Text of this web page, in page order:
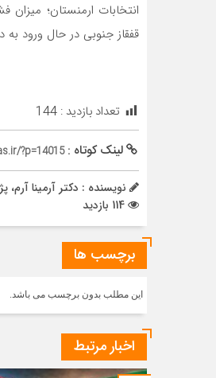
انتخابات ارمنستان؛ میزان
قفقاز جنوبی در حال ورود به
تعداد بازدید : 144
لینک کوتاه :?p=14015
نویسنده : دکتر آرمینا
برچسب ها
این مطلب بدون برچسب می باشد.
اخبار مرتبط